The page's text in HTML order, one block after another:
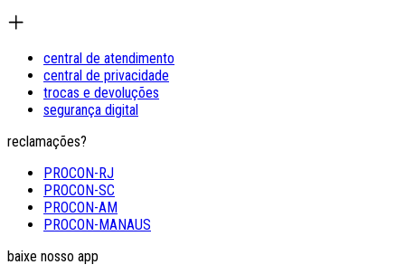
central de atendimento
central de privacidade
trocas e devoluções
segurança digital
reclamações?
PROCON-RJ
PROCON-SC
PROCON-AM
PROCON-MANAUS
baixe nosso app